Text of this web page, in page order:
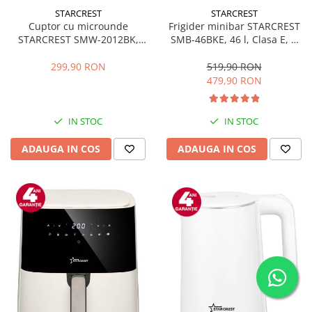
STARCREST
Cuptor cu microunde
STARCREST SMW-2012BK,
mecanic, 6 Trepte de putere,
299,90 RON
IN STOC
ADAUGA IN COS
STARCREST
Frigider minibar STARCREST
SMB-46BKE, 46 l, Clasa E, H
519,90 RON
479,90 RON
IN STOC
ADAUGA IN COS